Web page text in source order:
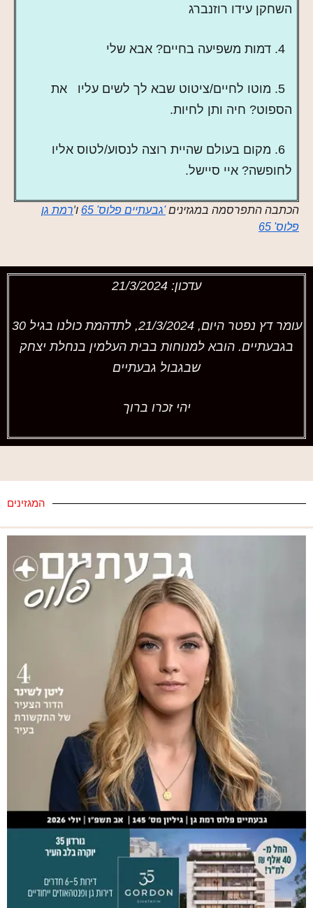
השחקן עידו רוזנברג
5. מוטו לחיים/ציטוט שבא לך לשים עליו את
הספוט? חיה ותן לחיות.
6. מקום בעולם שהיית רוצה לנסוע/לטוס אליו
לחופשה? איי סיישל.
הכתבה התפרסמה במגזינים'גבעתיים פלוס' 65 ו'רמת גן
פלוס' 65
עדכון: 21/3/2024
עומר דץ נפטר היום, 21/3/2024, לתדהמת כולנו בגיל 30
בגבעתיים. הובא למנוחות בבית העלמין בנחלת יצחק
שבגבול גבעתיים
יהי זכרו ברוך
המגזינים